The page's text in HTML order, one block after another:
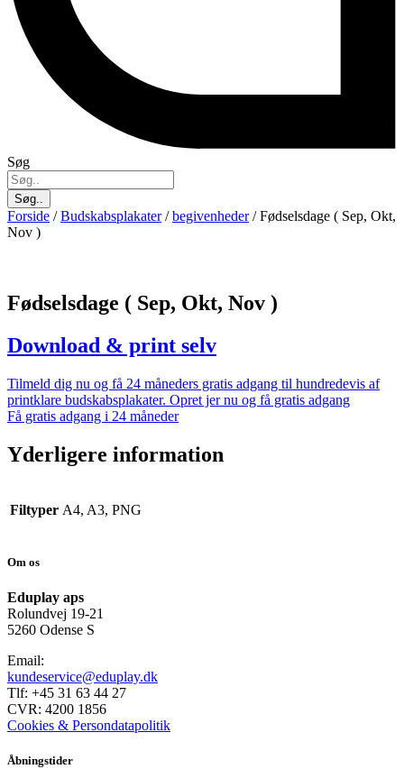
Søg
Søg..
Forside /Budskabsplakater/begivenheder/ Fødselsdage ( Sep, Okt,
Nov )
Fødselsdage ( Sep, Okt, Nov )
Download & print selv
Tilmeld dig nu og få 24 måneders gratis adgang til hundredevis af
printklare budskabsplakater. Opret jer nu og få gratis adgang
Få gratis adgang i 24 måneder
Yderligere information
Filtyper A4, A3, PNG
Om os
Eduplay aps
Rolundvej 19-21
5260 Odense S
Email:
kundeservice@eduplay.dk
Tlf: +45 31 63 44 27
CVR: 4200 1856
Cookies & Persondatapolitik
Åbningstider